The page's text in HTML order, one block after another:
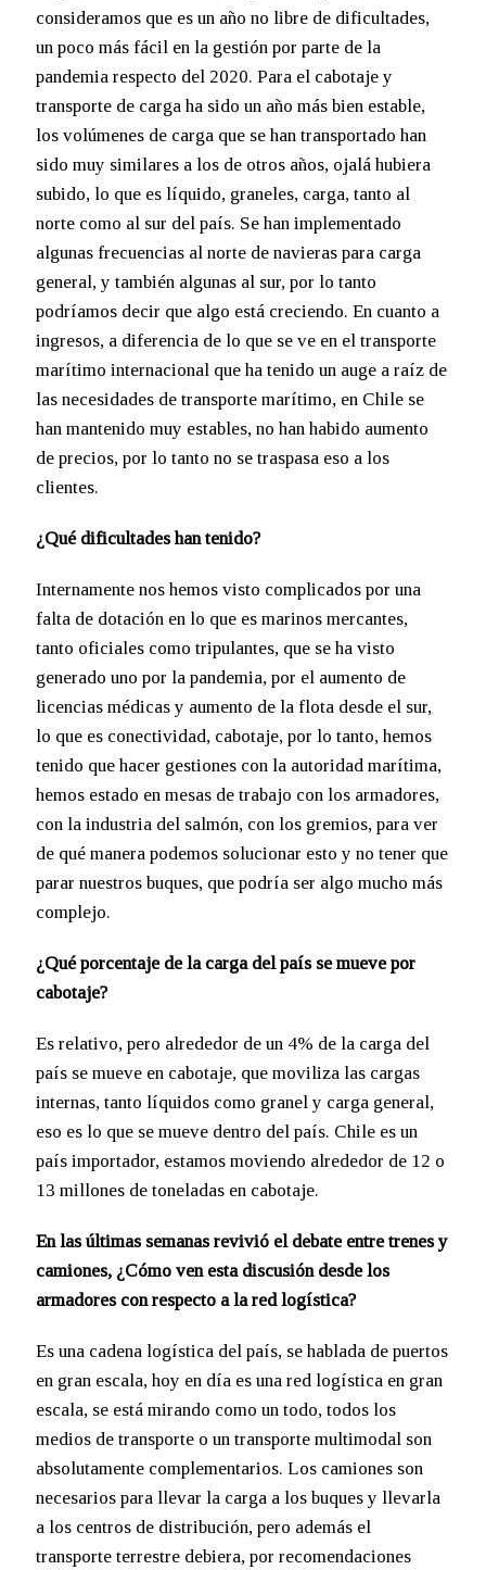
consideramos que es un año no libre de dificultades,
un poco más fácil en la gestión por parte de la
pandemia respecto del 2020. Para el cabotaje y
transporte de carga ha sido un año más bien estable,
los volúmenes de carga que se han transportado han
sido muy similares a los de otros años, ojalá hubiera
subido, lo que es líquido, graneles, carga, tanto al
norte como al sur del país. Se han implementado
algunas frecuencias al norte de navieras para carga
general, y también algunas al sur, por lo tanto
podríamos decir que algo está creciendo. En cuanto a
ingresos, a diferencia de lo que se ve en el transporte
marítimo internacional que ha tenido un auge a raíz de
las necesidades de transporte marítimo, en Chile se
han mantenido muy estables, no han habido aumento
de precios, por lo tanto no se traspasa eso a los
clientes.
¿Qué dificultades han tenido?
Internamente nos hemos visto complicados por una
falta de dotación en lo que es marinos mercantes,
tanto oficiales como tripulantes, que se ha visto
generado uno por la pandemia, por el aumento de
licencias médicas y aumento de la flota desde el sur,
lo que es conectividad, cabotaje, por lo tanto, hemos
tenido que hacer gestiones con la autoridad marítima,
hemos estado en mesas de trabajo con los armadores,
con la industria del salmón, con los gremios, para ver
de qué manera podemos solucionar esto y no tener que
parar nuestros buques, que podría ser algo mucho más
complejo.
¿Qué porcentaje de la carga del país se mueve por
cabotaje?
Es relativo, pero alrededor de un 4% de la carga del
país se mueve en cabotaje, que moviliza las cargas
internas, tanto líquidos como granel y carga general,
eso es lo que se mueve dentro del país. Chile es un
país importador, estamos moviendo alrededor de 12 o
13 millones de toneladas en cabotaje.
En las últimas semanas revivió el debate entre trenes y
camiones, ¿Cómo ven esta discusión desde los
armadores con respecto a la red logística?
Es una cadena logística del país, se hablada de puertos
en gran escala, hoy en día es una red logística en gran
escala, se está mirando como un todo, todos los
medios de transporte o un transporte multimodal son
absolutamente complementarios. Los camiones son
necesarios para llevar la carga a los buques y llevarla
a los centros de distribución, pero además el
transporte terrestre debiera, por recomendaciones